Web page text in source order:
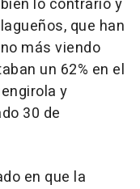
lo contrario y
que han
más viendo
un 62% en el
y
30 de
en que la